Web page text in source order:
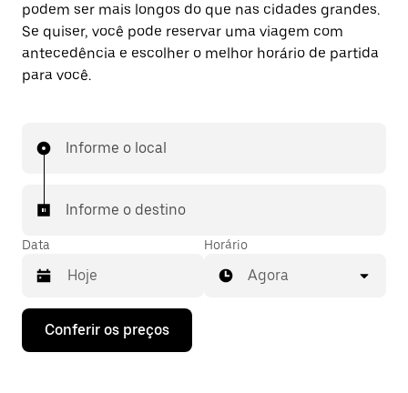
podem ser mais longos do que nas cidades grandes.
Se quiser, você pode reservar uma viagem com
antecedência e escolher o melhor horário de partida
para você.
Informe o local
Informe o destino
Data
Pressione
seta
Horário
Agora
Conferir os preços